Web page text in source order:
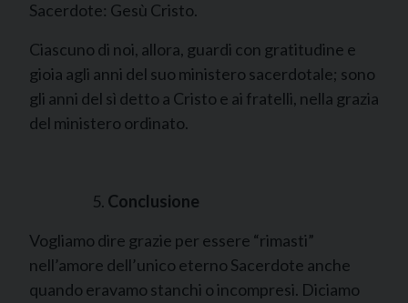
Sacerdote: Gesù Cristo.
Ciascuno di noi, allora, guardi con gratitudine e
gioia agli anni del suo ministero sacerdotale; sono
gli anni del sì detto a Cristo e ai fratelli, nella grazia
del ministero ordinato.
Conclusione
Vogliamo dire grazie per essere “rimasti”
nell’amore dell’unico eterno Sacerdote anche
quando eravamo stanchi o incompresi. Diciamo